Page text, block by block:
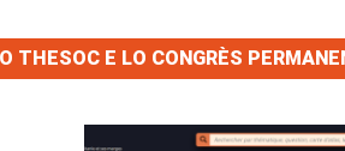
THESOC E LO CONGRÈS